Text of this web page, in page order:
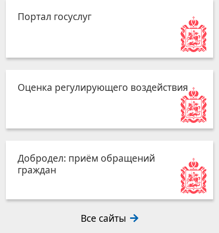
Портал госуслуг
Оценка регулирующего воздействия
Добродел: приём обращений
граждан
Все сайты